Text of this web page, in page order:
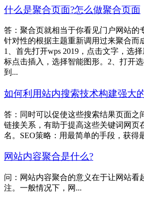
什么是聚合页面?怎么做聚合页面
答：聚合页就相当于你看见门户网站的
针对性的根据主题重新调用过来聚合而
1、首先打开wps 2019，点击文字，选
标点击插入，选择智能图形。2、打开
到...
如何利用站内搜索技术构建强大
答：同时可以促使这些搜索结果页面之
链接关系，有助于提高这些关键词网页
名。SEO策略：用最简单的手段，获得
网站内容聚合是什么?
问：网站内容聚合的意义在于让网站看
注。一般情况下，网...